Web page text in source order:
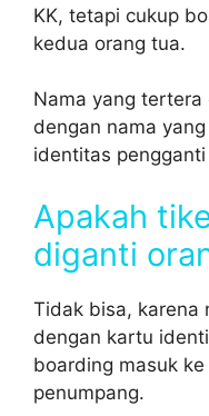
KK, tetapi cukup
kedua orang tua.
Nama yang
dengan nama
identitas pengganti
Apakah
diganti
Tidak bisa, karena
dengan kartu
boarding masuk
penumpang.